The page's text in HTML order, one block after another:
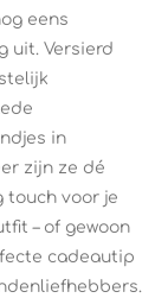
eens
uit. Versierd
in
zijn ze dé
touch voor je
– of gewoon
cadeautip